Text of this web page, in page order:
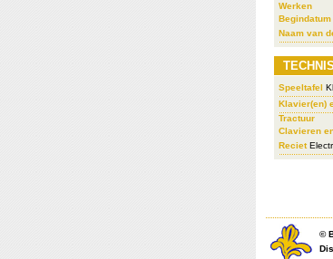
Werken
Begindatum
Naam van
Speeltafel
Klavier(en)
Tractuur
Clavieren
Reciet
©